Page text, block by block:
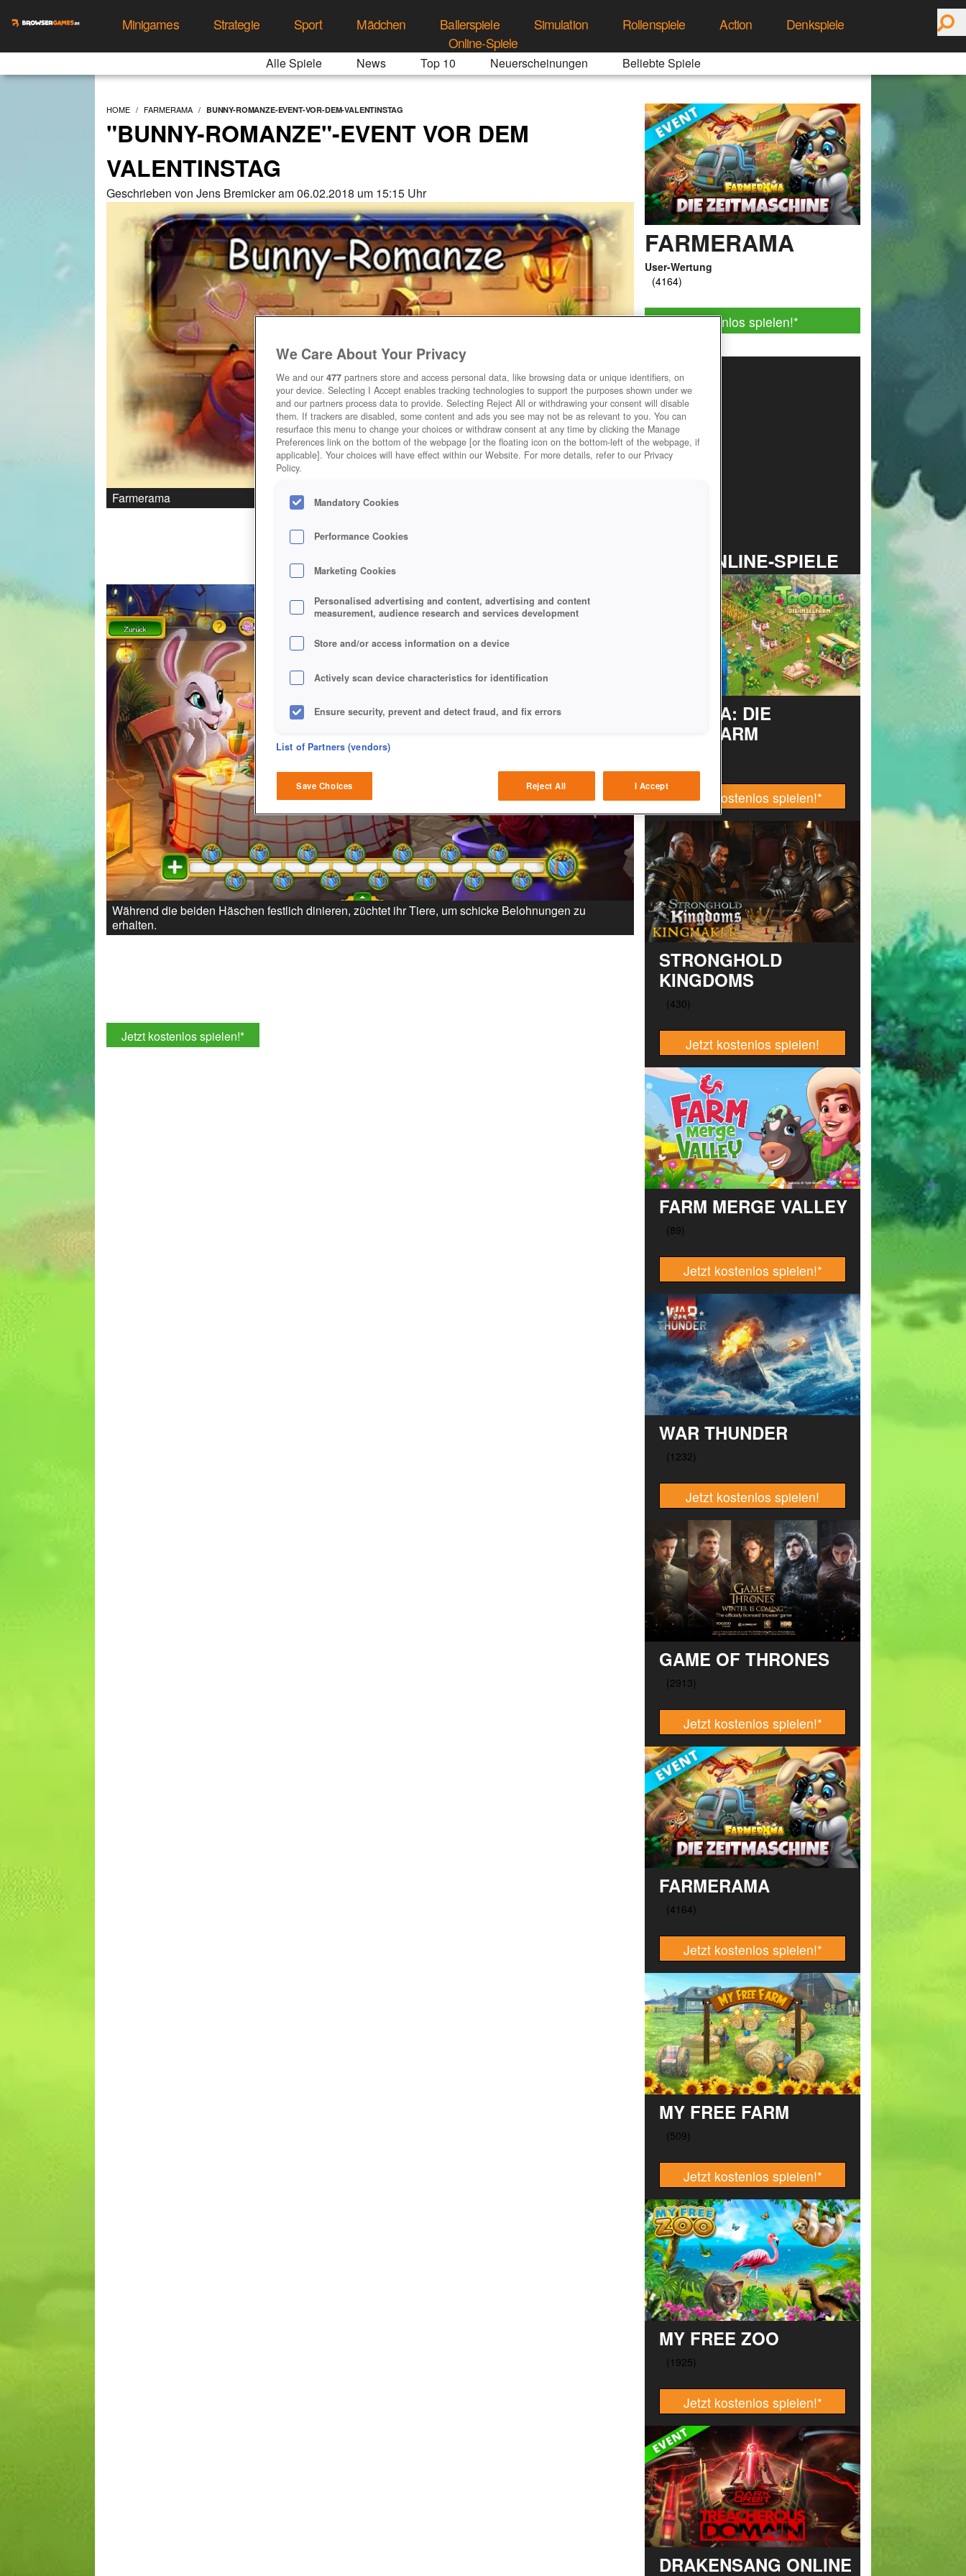
Minigames Strategie Sport Mädchen Ballerspiele Simulation Rollenspiele Action
Denkspiele
Online-Spiele
Alle Spiele News Top 10 Neuerscheinungen Beliebte Spiele
HOME FARMERAMA BUNNY-ROMANZE-EVENT-VOR-DEM-VALENTINSTAG
"BUNNY-ROMANZE"-EVENT VOR DEM
VALENTINSTAG
Geschrieben von Jens Bremicker am 06.02.2018 um 15:15 Uhr
Farmerama
Während die beiden Häschen festlich dinieren, züchtet ihr Tiere, um schicke Belohnungen zu
erhalten.
Jetzt kostenlos spielen!*
FARMERAMA
User-Wertung
Jetzt kostenlos spielen!*
TOP ONLINE-SPIELE
TAONGA: DIE
INSELFARM
Jetzt kostenlos spielen!*
STRONGHOLD
KINGDOMS
Jetzt kostenlos spielen!
FARM MERGE VALLEY
Jetzt kostenlos spielen!*
WAR THUNDER
Jetzt kostenlos spielen!
GAME OF THRONES
Jetzt kostenlos spielen!*
FARMERAMA
Jetzt kostenlos spielen!*
MY FREE FARM
Jetzt kostenlos spielen!*
MY FREE ZOO
Jetzt kostenlos spielen!*
DRAKENSANG ONLINE
We Care About Your Privacy
We and our 477 partners store and access personal data, like browsing data or unique identifiers, on
your device. Selecting I Accept enables tracking technologies to support the purposes shown under we
and our partners process data to provide. Selecting Reject All or withdrawing your consent will disable
them. If trackers are disabled, some content and ads you see may not be as relevant to you. You can
resurface this menu to change your choices or withdraw consent at any time by clicking the Manage
Preferences link on the bottom of the webpage [or the floating icon on the bottom-left of the webpage, if
applicable]. Your choices will have effect within our Website. For more details, refer to our Privacy
Policy.
Mandatory Cookies
Performance Cookies
Marketing Cookies
Personalised advertising and content, advertising and content
measurement, audience research and services development
Store and/or access information on a device
Actively scan device characteristics for identification
Ensure security, prevent and detect fraud, and fix errors
Deliver and present advertising and content
Match and combine data from other data sources
Link different devices
Identify devices based on information transmitted automatically
Save and communicate privacy choices
List of Partners (vendors)
Save Choices Reject All I Accept